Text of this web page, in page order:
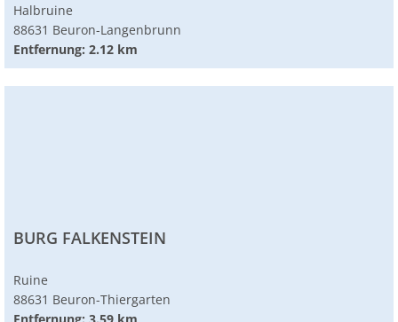
Halbruine
88631 Beuron-Langenbrunn
Entfernung: 2.12 km
BURG FALKENSTEIN
Ruine
88631 Beuron-Thiergarten
Entfernung: 3.59 km